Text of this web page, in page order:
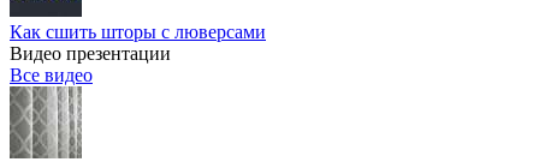
Как сшить шторы с люверсами
Видео презентации
Все видео